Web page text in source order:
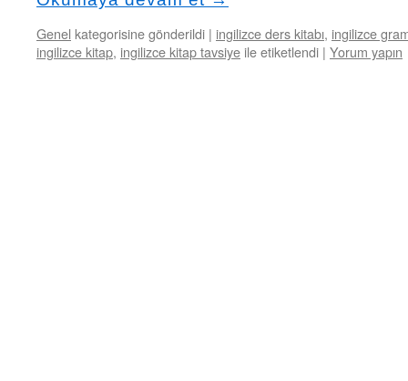
Genel kategorisine gönderildi | ingilizce ders kitabı, ingilizce
ingilizce kitap, ingilizce kitap tavsiye ile etiketlendi | Yorum yapın